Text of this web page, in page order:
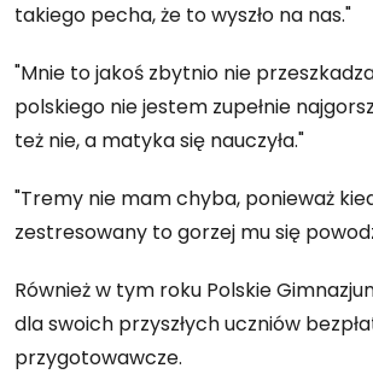
takiego pecha, że to wyszło na nas."
"Mnie to jakoś zbytnio nie
polskiego nie jestem zupełnie
też nie, a matyka się nauczyła."
"Tremy nie mam chyba, ponieważ
zestresowany to gorzej mu się
Również w tym roku Polskie
dla swoich przyszłych uczniów
przygotowawcze.